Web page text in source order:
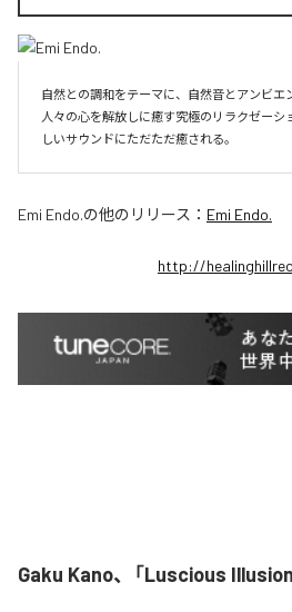
自然との調和をテーマに、自然音とアンビエ
人々の心を解放しに癒す究極のリラクゼー
しいサウンドにただただ癒される。
Emi Endo.の他のリリース： Emi Endo.
http://
Gaku Kano、「Luscious